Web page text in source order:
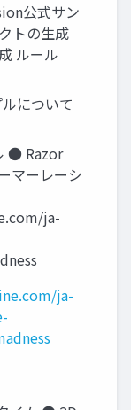
公式サン
トの生成
ルール
について
● Razor
マーレーシ
ja-
ja-